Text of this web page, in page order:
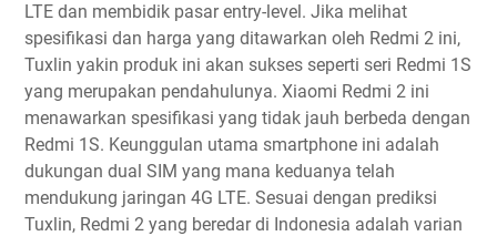
LTE dan membidik pasar entry-level. Jika melihat
spesifikasi dan harga yang ditawarkan oleh Redmi 2 ini,
Tuxlin yakin produk ini akan sukses seperti seri Redmi 1S
yang merupakan pendahulunya. Xiaomi Redmi 2 ini
menawarkan spesifikasi yang tidak jauh berbeda dengan
Redmi 1S. Keunggulan utama smartphone ini adalah
dukungan dual SIM yang mana keduanya telah
mendukung jaringan 4G LTE. Sesuai dengan prediksi
Tuxlin, Redmi 2 yang beredar di Indonesia adalah varian